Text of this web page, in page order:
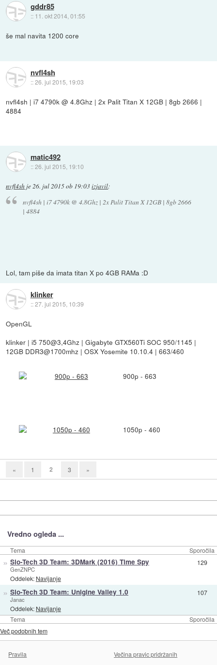
gddr85
:: 11. okt 2014, 01:55
še mal navita 1200 core
nvfl4sh
::26. jul 2015, 19:03
nvfl4sh | i7 4790k @ 4.8Ghz | 2x Palit Titan X 12GB | 8gb 2666 |
4884
matic492
::26. jul 2015, 19:10
nvfl4sh je26. jul 2015 ob 19:03izjavil:
nvfl4sh | i7 4790k @ 4.8Ghz | 2x Palit Titan X 12GB | 8gb 2666
| 4884
Lol, tam piše da imata titan X po 4GB RAMa :D
klinker
::27. jul 2015, 10:39
OpenGL
klinker | i5 750@3,4Ghz | Gigabyte GTX560Ti SOC 950/1145 |
12GB DDR3@1700mhz | OSX Yosemite 10.10.4 | 663/460
900p - 663
1050p - 460
« 1 2 3 »
Vredno ogleda ...
Tema Sporočila
Tema Sporočila
» Slo-Tech 3D Team: 3DMark (2016) Time Spy
GenZNPC
Oddelek: Navijanje
129
» Slo-Tech 3D Team: Unigine Valley 1.0
Janac
Oddelek: Navijanje
107
Več podobnih tem
Pravila Večina pravic pridržanih